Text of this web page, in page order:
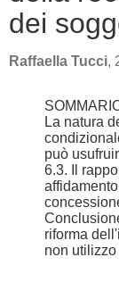
dei
Raffaella Tucci,
La natura
può
6.3. Il
riforma
non